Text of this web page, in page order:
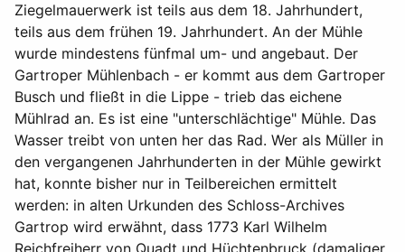
Ziegelmauerwerk ist teils aus dem 18. Jahrhundert,
teils aus dem frühen 19. Jahrhundert. An der Mühle
wurde mindestens fünfmal um- und angebaut. Der
Gartroper Mühlenbach - er kommt aus dem Gartroper
Busch und fließt in die Lippe - trieb das eichene
Mühlrad an. Es ist eine "unterschlächtige" Mühle. Das
Wasser treibt von unten her das Rad. Wer als Müller in
den vergangenen Jahrhunderten in der Mühle gewirkt
hat, konnte bisher nur in Teilbereichen ermittelt
werden: in alten Urkunden des Schloss-Archives
Gartrop wird erwähnt, dass 1773 Karl Wilhelm
Reichfreiherr von Quadt und Hüchtenbruck (damaliger